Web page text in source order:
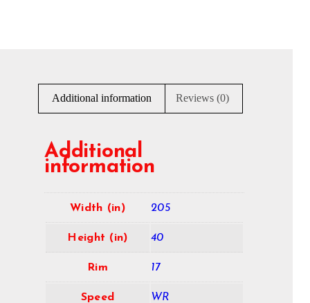
Additional information Reviews (0)
Additional
information
Width (in) 205
Height (in) 40
Rim 17
Speed WR